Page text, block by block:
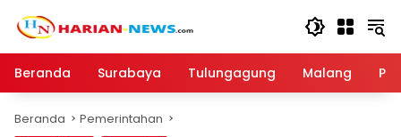
Beranda
Surabaya Tulungagung Malang
Beranda Pemerintahan